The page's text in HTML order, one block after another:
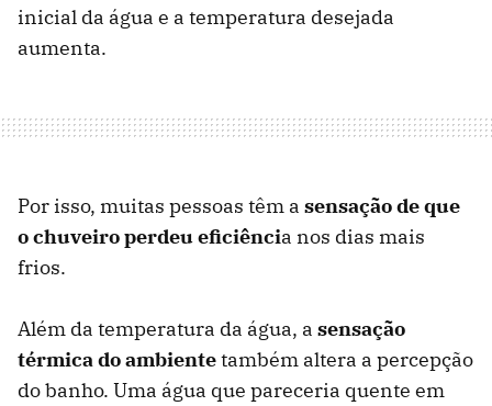
inicial da água e a temperatura desejada
aumenta.
Por isso, muitas pessoas têm a sensação de que
o chuveiro perdeu eficiência nos dias mais
frios.
Além da temperatura da água, a sensação
térmicadoambientetambém altera a percepção
do banho. Uma água que pareceria quente em